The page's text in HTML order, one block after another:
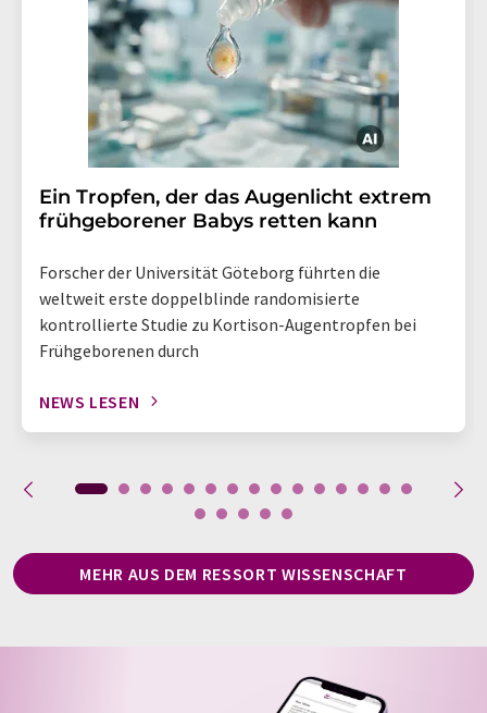
Ein Tropfen, der das Augenlicht extrem
frühgeborener Babys retten kann
Forscher der Universität Göteborg führten die
weltweit erste doppelblinde randomisierte
kontrollierte Studie zu Kortison-Augentropfen bei
Frühgeborenen durch
NEWS LESEN
MEHR AUS DEM RESSORT WISSENSCHAFT